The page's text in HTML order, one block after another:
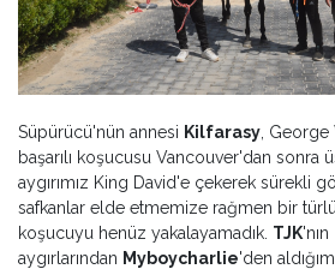
Süpürücü'nün annesi Kilfarasy ,
başarılı koşucusu Vancouver'dan sonra
aygırımız King David'e çekerek sürekli
safkanlar elde etmemize rağmen bir
koşucuyu henüz yakalayamadık. TJK'nın
aygırlarından Myboycharlie'den